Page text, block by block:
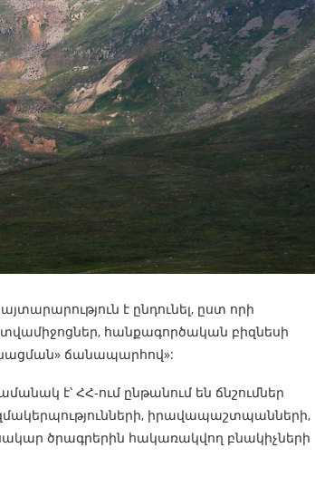
է ընդունել, ըստ որի
հանքագործական բիզնեսի
ճանապարհով»:
է՝ ՀՀ-ում ընթանում են ճնշումներ
իրավապաշտպանների,
ծրագրերին հակառակվող բնակիչների